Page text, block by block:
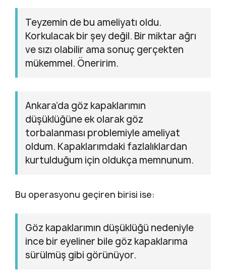
Teyzemin de bu ameliyatı oldu.
Korkulacak bir şey değil. Bir miktar ağrı
ve sızı olabilir ama sonuç gerçekten
mükemmel. Öneririm.
Ankara’da göz kapaklarımın
düşüklüğüne ek olarak göz
torbalanması problemiyle ameliyat
oldum. Kapaklarımdaki fazlalıklardan
kurtulduğum için oldukça memnunum.
Bu operasyonu geçiren birisi ise:
Göz kapaklarımın düşüklüğü nedeniyle
ince bir eyeliner bile göz kapaklarıma
sürülmüş gibi görünüyor.